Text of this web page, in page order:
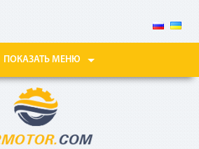
ПОКАЗАТЬ МЕНЮ
месяцев